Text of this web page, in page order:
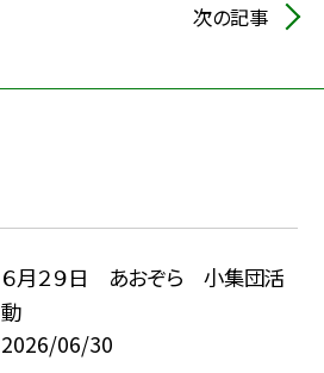
次の記事
６月２９日 あおぞら 小集団活
動
2026/06/30